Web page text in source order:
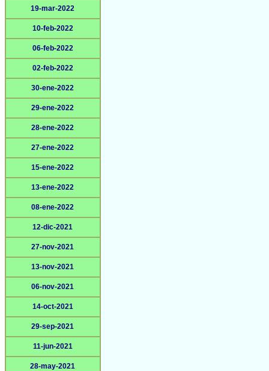
19-mar-2022
10-feb-2022
06-feb-2022
02-feb-2022
30-ene-2022
29-ene-2022
28-ene-2022
27-ene-2022
15-ene-2022
13-ene-2022
08-ene-2022
12-dic-2021
27-nov-2021
13-nov-2021
06-nov-2021
14-oct-2021
29-sep-2021
11-jun-2021
28-may-2021